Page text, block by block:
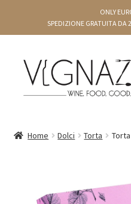
ONLY
SPEDIZIONE GRATUITA DA
CARRELLO
CREME E CONSERVE
Home Dolci Torta